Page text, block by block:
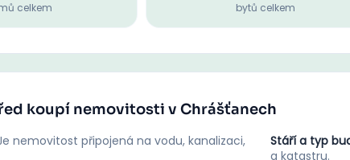
celkem bytů celkem
koupí nemovitosti v Chrášťanech
nemovitost připojená na vodu, kanalizaci,
Stáří a typ
a katastru.